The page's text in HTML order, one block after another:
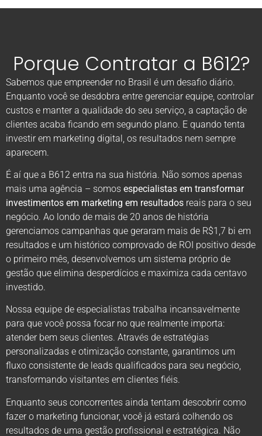
Porque Contratar a B612?
Sabemos que empreender no Brasil é um desafio diário.
Enquanto você se desdobra entre gerenciar equipe, controlar
custos e manter a qualidade do seu serviço, a captação de
clientes acaba ficando em segundo plano. E quando tenta
investir em marketing digital, os resultados nem sempre
aparecem.
É aí que a B612 entra na sua história. Não somos apenas
mais uma agência – somos especialistas em transformar
investimentos em marketing em resultados reais para o seu
negócio. Ao londo de mais de 20 anos de história
gerenciamos campanhas que geraram mais de R$1,7 bi em
resultados e um histórico comprovado de ROI positivo desde
o primeiro mês, desenvolvemos um sistema próprio de
gestão que elimina desperdícios e maximiza cada centavo
investido.
Nossa equipe de especialistas trabalha incansavelmente
para que você possa focar no que realmente importa:
atender bem seus clientes. Através de estratégias
personalizadas e otimização constante, garantimos um
fluxo consistente de leads qualificados para seu negócio,
transformando visitantes em clientes fiéis.
Enquanto seus concorrentes ainda tentam descobrir como
fazer o marketing funcionar, você já estará colhendo os
resultados de uma gestão profissional e estratégica. Não